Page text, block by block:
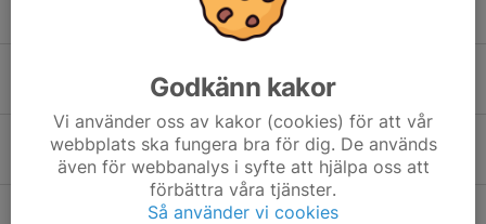
15 dec 2025 0
Julskyltning
22 nov 2025 0
Inomhusträning 25/26
Godkänn kakor
Vi använder oss av kakor (cookies) för att vår
webbplats ska fungera bra för dig. De används
även för webbanalys i syfte att hjälpa oss att
förbättra våra tjänster.
Så använder vi cookies